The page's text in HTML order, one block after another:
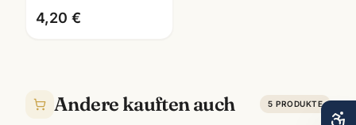
4,20 €
Andere kauften auch 5 PRODUKTE